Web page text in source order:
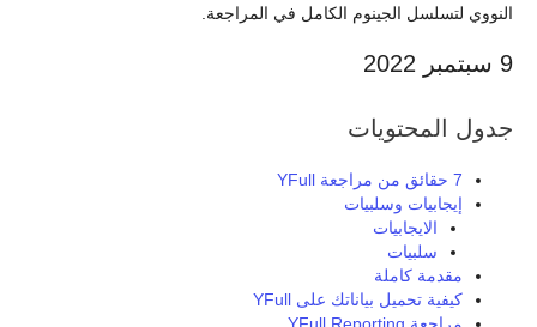
النووي لتسلسل الجينوم الكامل في المراجعة.
9 سبتمبر 2022
جدول المحتويات
7 حقائق من مراجعة YFull
إيجابيات وسلبيات
الايجابيات
سلبيات
مقدمة كاملة
كيفية تحميل بياناتك على YFull